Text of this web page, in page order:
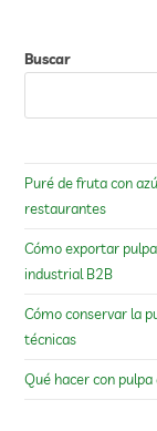
Buscar
Puré de fruta con
restaurantes
Cómo exportar
industrial B2B
Cómo conservar la
técnicas
Qué hacer con